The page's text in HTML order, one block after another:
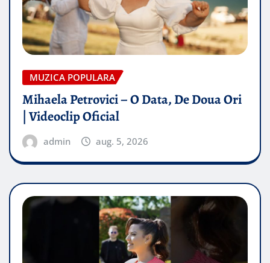
MUZICA POPULARA
Mihaela Petrovici – O Data, De Doua Ori
| Videoclip Oficial
admin aug. 5, 2026